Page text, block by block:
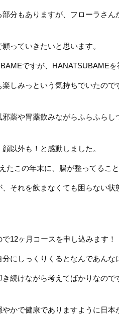
分もありますが、フローラさ
っていきたいと思います。
ですが、HANATSUBAMEを
しみっという気持ちでいたの
薬や胃薬飲みながらふらふらし
以外も！と感動しました。
この年末に、腸が整ってること
それを飲まなくても困らない
12ヶ月コースを申し込みます！
にしっくりくるとなんであんな
続けながら考えてばかりなの
かで健康でありますように日本